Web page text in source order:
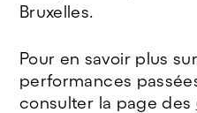
Bruxelles.
Pour en savoir plus
performances
consulter la page des